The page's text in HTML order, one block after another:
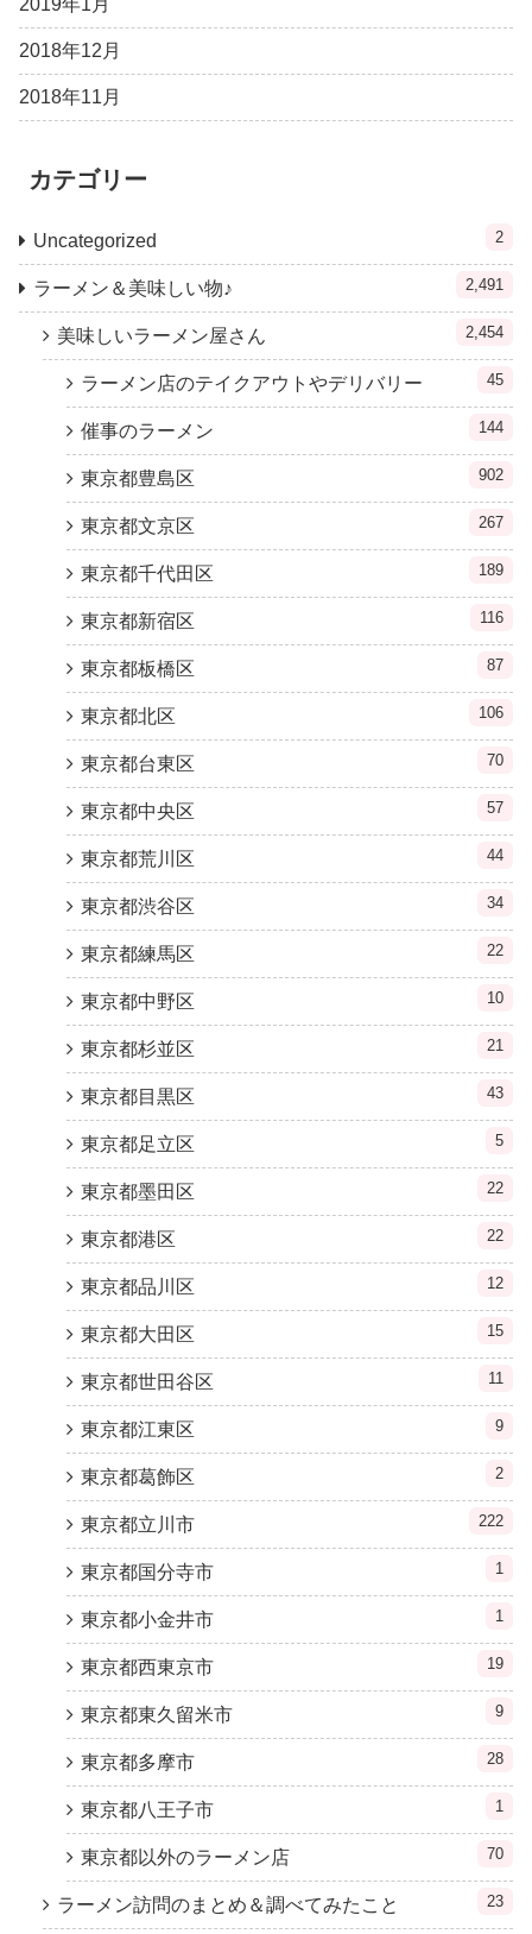
2019年1月
2018年12月
2018年11月
カテゴリー
Uncategorized 2
ラーメン＆美味しい物♪ 2,491
美味しいラーメン屋さん 2,454
ラーメン店のテイクアウトやデリバリー 45
催事のラーメン 144
東京都豊島区 902
東京都文京区 267
東京都千代田区 189
東京都新宿区 116
東京都板橋区 87
東京都北区 106
東京都台東区 70
東京都中央区 57
東京都荒川区 44
東京都渋谷区 34
東京都練馬区 22
東京都中野区 10
東京都杉並区 21
東京都目黒区 43
東京都足立区 5
東京都墨田区 22
東京都港区 22
東京都品川区 12
東京都大田区 15
東京都世田谷区 11
東京都江東区 9
東京都葛飾区 2
東京都立川市 222
東京都国分寺市 1
東京都小金井市 1
東京都西東京市 19
東京都東久留米市 9
東京都多摩市 28
東京都八王子市 1
東京都以外のラーメン店 70
ラーメン訪問のまとめ＆調べてみたこと 23